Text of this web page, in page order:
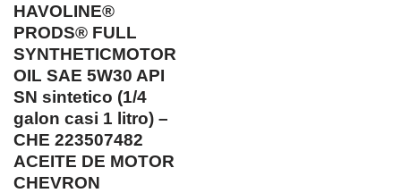
HAVOLINE®
PRODS® FULL
SYNTHETICMOTOR
OIL SAE 5W30 API
SN sintetico (1/4
galon casi 1 litro) –
CHE 223507482
ACEITE DE MOTOR
CHEVRON